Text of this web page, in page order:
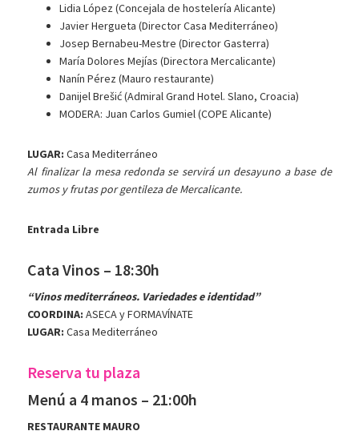
Lidia López (Concejala de hostelería Alicante)
Javier Hergueta (Director Casa Mediterráneo)
Josep Bernabeu-Mestre (Director Gasterra)
María Dolores Mejías (Directora Mercalicante)
Nanín Pérez (Mauro restaurante)
Danijel Brešić (Admiral Grand Hotel. Slano, Croacia)
MODERA: Juan Carlos Gumiel (COPE Alicante)
LUGAR: Casa Mediterráneo
Al finalizar la mesa redonda se servirá un desayuno a base de
zumos y frutas por gentileza de Mercalicante.
Entrada Libre
Cata Vinos – 18:30h
“Vinos mediterráneos. Variedades e identidad”
COORDINA: ASECA y FORMAVÍNATE
LUGAR: Casa Mediterráneo
Reserva tu plaza
Menú a 4 manos – 21:00h
RESTAURANTE MAURO